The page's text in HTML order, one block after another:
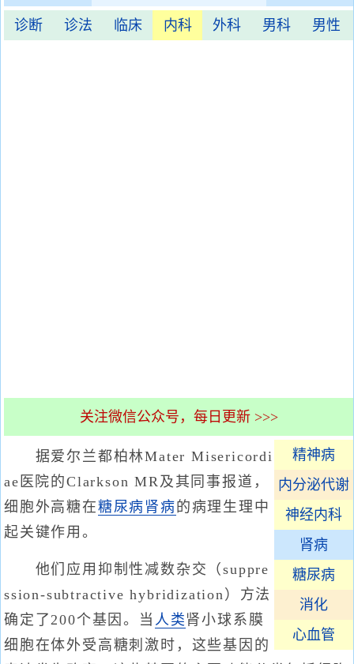
诊断 诊法 临床 内科 外科 男科 男性
关注微信公众号，每日更新 >>>
精神病
内分泌代谢
神经内科
肾病
糖尿病
消化
心血管
据爱尔兰都柏林Mater Misericordi
ae医院的Clarkson MR及其同事报道，
细胞外高糖在糖尿病肾病 的病理生理中
起关键作用。
他们应用抑制性减数杂交（suppre
ssion-subtractive hybridization）方法
确定了200个基因。当 人类 肾小球系膜
细胞在体外受高糖刺激时，这些基因的